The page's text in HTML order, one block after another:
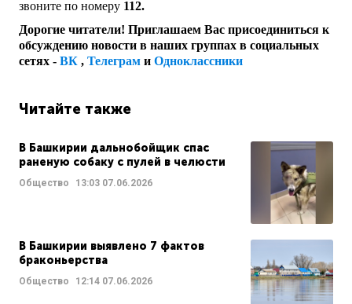
звоните по номеру 112.
Дорогие читатели! Приглашаем Вас присоединиться к
обсуждению новости в наших группах в социальных
сетях - ВК , Телеграм и Одноклассники
Читайте также
В Башкирии дальнобойщик спас
раненую собаку с пулей в челюсти
Общество 13:03 07.06.2026
В Башкирии выявлено 7 фактов
браконьерства
Общество 12:14 07.06.2026